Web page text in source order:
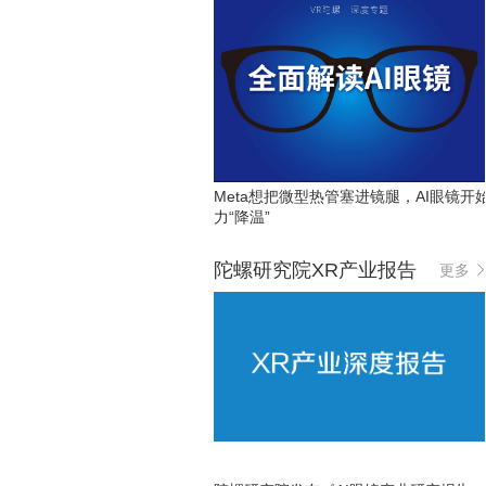
Meta想把微型热管塞进镜腿，AI眼镜开
力“降温”
陀螺研究院XR产业报告 更多